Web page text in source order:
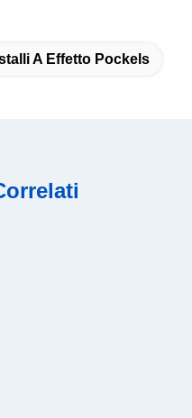
A Effetto Pockels